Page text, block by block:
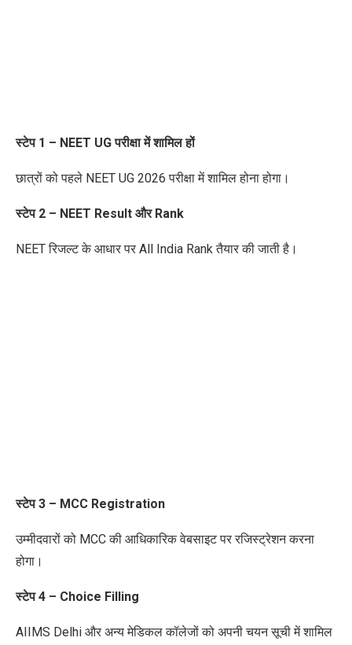
स्टेप1 – NEET UG परीक्षामें शामिल हों
छात्रों को पहले NEET UG 2026 परीक्षा में शामिल होनाहोगा ।
स्टेप2 – NEET Result और Rank
NEET रिजल्ट के आधार पर All India Rank तैयार की जाती है।
स्टेप3 – MCC Registration
उम्मीदवारों को MCCकी आधिकारिक वेबसाइट पर रजिस्ट्रेशन करना
होगा।
स्टेप4 – Choice Filling
AIIMS Delhi और अन्य मेडिकल कॉलेजों को अपनी चयन सूची में शामिल